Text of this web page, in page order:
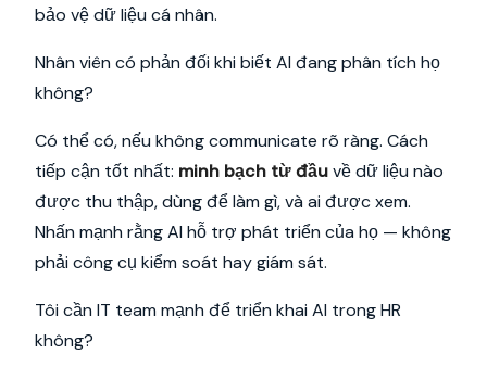
bảo vệ dữ liệu cá nhân.
Nhân viên có phản đối khi biết AI đang phân tích họ
không?
Có thể có, nếu không communicate rõ ràng. Cách
tiếp cận tốt nhất: minh bạch từ đầuvề dữ liệu nào
được thu thập, dùng để làm gì, và ai được xem.
Nhấn mạnh rằng AI hỗ trợ phát triển của họ — không
phải công cụ kiểm soát hay giám sát.
Tôi cần IT team mạnh để triển khai AI trong HR
không?